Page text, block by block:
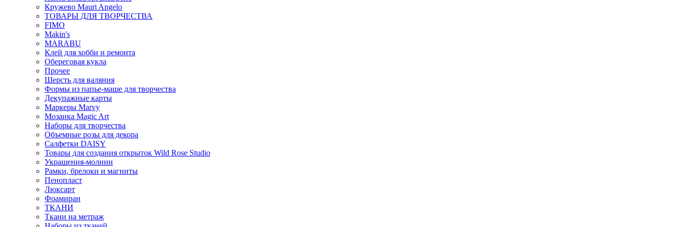
Кружево Mauri Angelo
ТОВАРЫ ДЛЯ ТВОРЧЕСТВА
FIMO
Makin's
MARABU
Клей для хобби и ремонта
Обереговая кукла
Прочее
Шерсть для валяния
Формы из папье-маше для творчества
Декупажные карты
Маркеры Marvy
Мозаика Magic Art
Наборы для творчества
Объемные розы для декора
Салфетки DAISY
Товары для создания открыток Wild Rose Studio
Украшения-молнии
Рамки, брелоки и магниты
Пенопласт
Люксарт
Фоамиран
ТКАНИ
Ткани на метраж